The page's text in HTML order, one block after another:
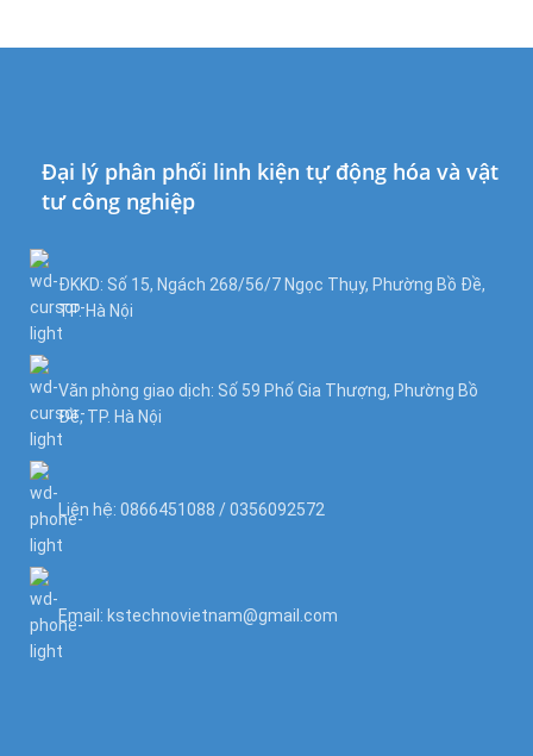
Đại lý phân phối linh kiện tự động hóa và vật
tư công nghiệp
ĐKKD: Số 15, Ngách 268/56/7 Ngọc Thụy, Phường Bồ Đề,
TP. Hà Nội
Văn phòng giao dịch: Số 59 Phố Gia Thượng, Phường Bồ
Đề, TP. Hà Nội
Liên hệ: 0866451088 / 0356092572
Email: kstechnovietnam@gmail.com